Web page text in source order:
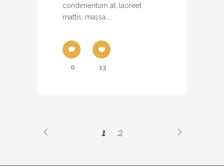
condimentum at, laoreet
mattis, massa....
0 13
1 2